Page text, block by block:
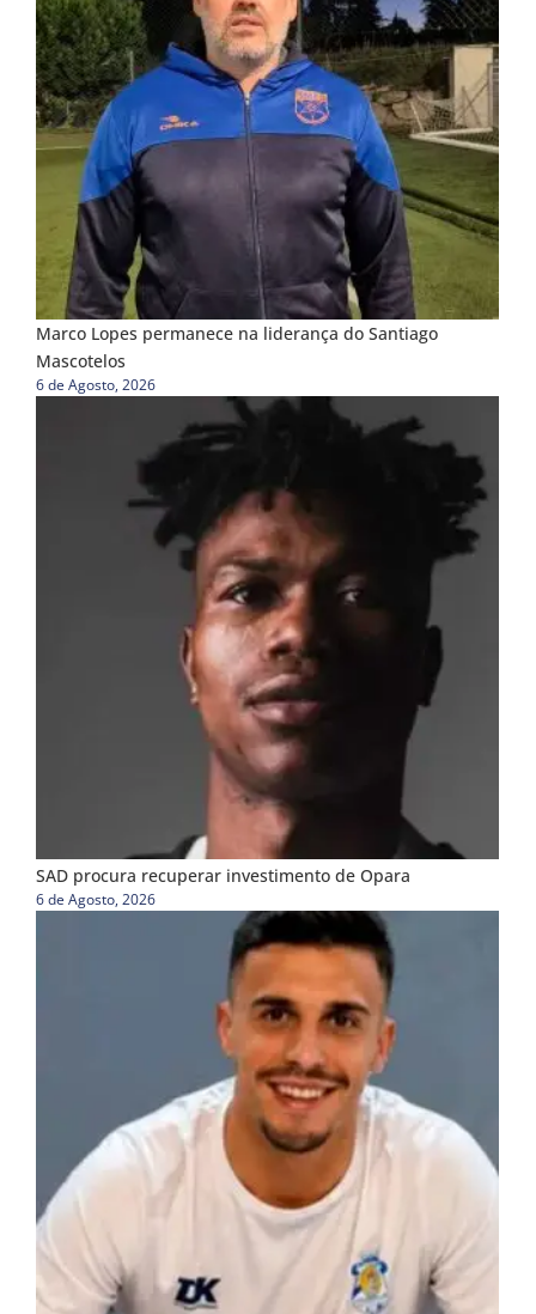
Marco Lopes permanece na liderança do Santiago
Mascotelos
6 de Agosto, 2026
SAD procura recuperar investimento de Opara
6 de Agosto, 2026